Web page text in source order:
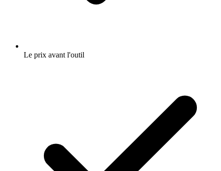
Le prix avant l'outil